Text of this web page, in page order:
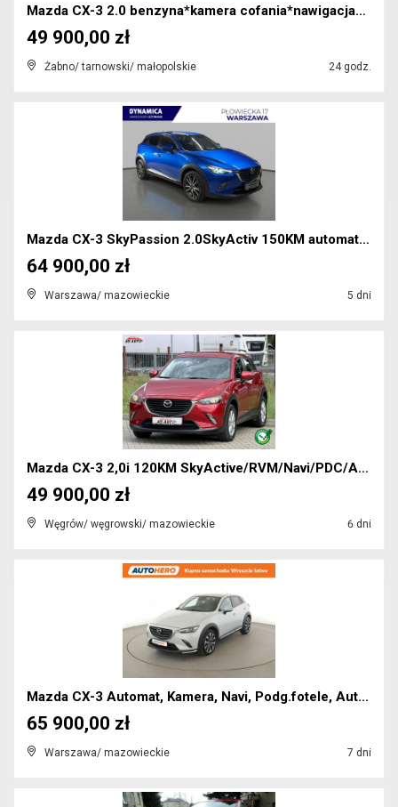
Mazda CX-3 2.0 benzyna*kamera cofania*nawigacja*be...
Żabno/ tarnowski/ małopolskie 24 godz.
49 900,00 zł
Mazda CX-3 SkyPassion 2.0SkyActiv 150KM automat AW...
Warszawa/ mazowieckie 5 dni
64 900,00 zł
Mazda CX-3 2,0i 120KM SkyActive/RVM/Navi/PDC/Alu/U...
Węgrów/ węgrowski/ mazowieckie 6 dni
49 900,00 zł
Mazda CX-3 Automat, Kamera, Navi, Podg.fotele, Aut...
Warszawa/ mazowieckie 7 dni
65 900,00 zł